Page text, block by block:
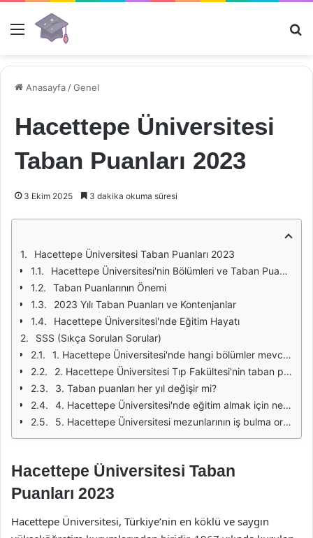
Menü
Anasayfa /Genel
Hacettepe Üniversitesi
Taban Puanları 2023
3 Ekim 2025 3 dakika okuma süresi
Hacettepe Üniversitesi Taban Puanları 2023
Hacettepe Üniversitesi'nin Bölümleri ve Taban Puanları
Taban Puanlarının Önemi
2023 Yılı Taban Puanları ve Kontenjanlar
Hacettepe Üniversitesi'nde Eğitim Hayatı
SSS (Sıkça Sorulan Sorular)
1. Hacettepe Üniversitesi'nde hangi bölümler mevcut?
2. Hacettepe Üniversitesi Tıp Fakültesi'nin taban puanı nedir?
3. Taban puanları her yıl değişir mi?
4. Hacettepe Üniversitesi'nde eğitim almak için ne kadar puan almak gerekir?
5. Hacettepe Üniversitesi mezunlarının iş bulma oranı nedir?
Hacettepe Üniversitesi Taban
Puanları 2023
Hacettepe Üniversitesi, Türkiye’nin en köklü ve saygın